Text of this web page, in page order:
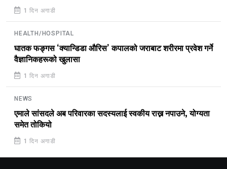
1 दिन अगाडी
HEALTH/HOSPITAL
घातक फङ्गस ‘क्यान्डिडा औरिस’ कपालको जराबाट शरीरमा प्रवेश गर्ने
वैज्ञानिकहरूको खुलासा
1 दिन अगाडी
NEWS
एमाले सांसदले अब परिवारका सदस्यलाई स्वकीय राख्न नपाउने, योग्यता
समेत तोकियो
1 दिन अगाडी